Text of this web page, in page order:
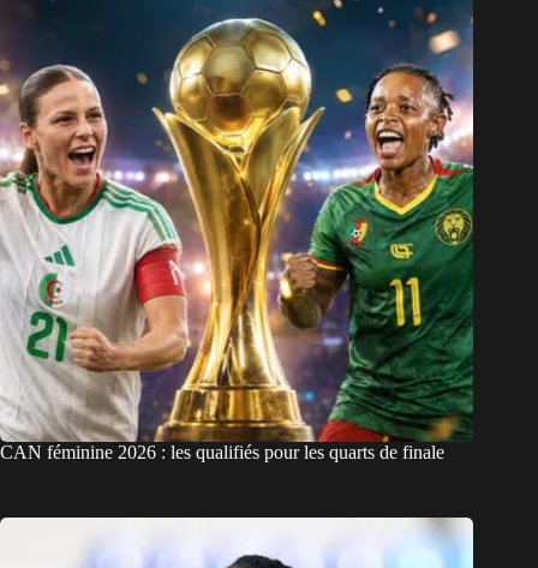
CAN féminine 2026 : les qualifiés pour les quarts de finale